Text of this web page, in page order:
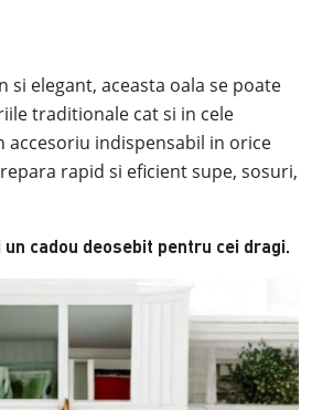
si elegant, aceasta oala se poate
traditionale cat si in cele
accesoriu indispensabil in orice
rapid si eficient supe, sosuri,
cadou deosebit pentru cei dragi.